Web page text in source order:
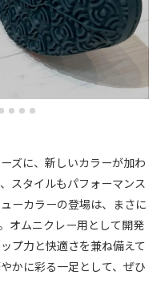
ズに、新しいカラーが加わ
スタイルもパフォーマンス
ーカラーの登場は、まさに
オムニクレー用として開発
プ力と快適さを兼ね備えて
かに彩る一足として、ぜひ